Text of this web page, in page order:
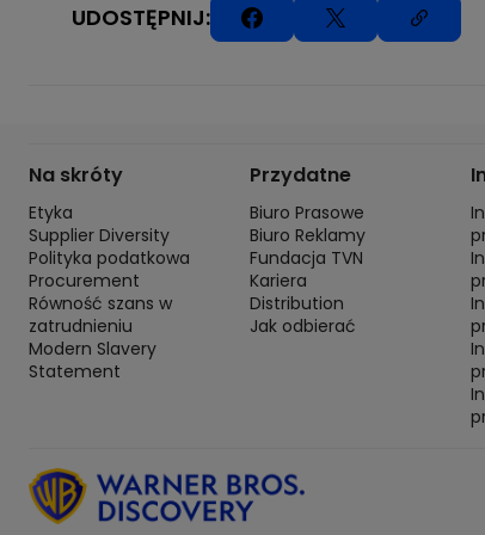
UDOSTĘPNIJ:
Na skróty
Etyka
Supplier Diversity
Polityka podatkowa
Procurement
Równość szans w
zatrudnieniu
Modern Slavery
Statement
Przydatne
Biuro Prasowe
Biuro Reklamy
Fundacja TVN
Kariera
Distribution
Jak odbierać